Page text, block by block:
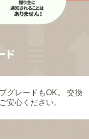
グレードもOK。 交換
安心ください。